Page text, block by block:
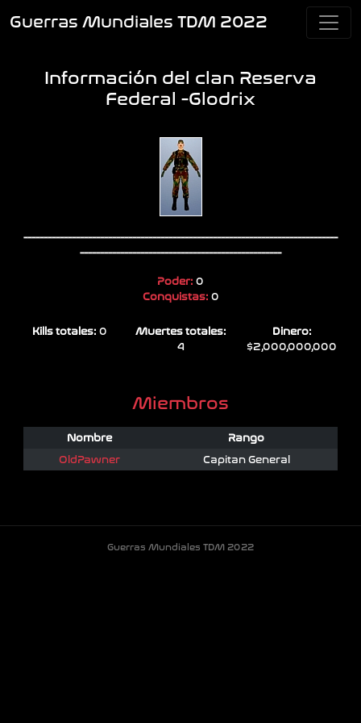
Guerras Mundiales TDM 2022
Información del clan Reserva
Federal -Glodrix
------------------------------------------------------------------------------
--------------------------------------------------
Poder: 0
Conquistas: 0
Kills totales: 0
Muertes totales:
4
Dinero:
$2,000,000,000
Miembros
Nombre
Rango
OldPawner
Capitan General
Guerras Mundiales TDM 2022